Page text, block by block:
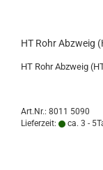
HT Rohr Abzweig
HT Rohr Abzweig
Art.Nr.: 8011 5090
Lieferzeit:
ca. 3 -